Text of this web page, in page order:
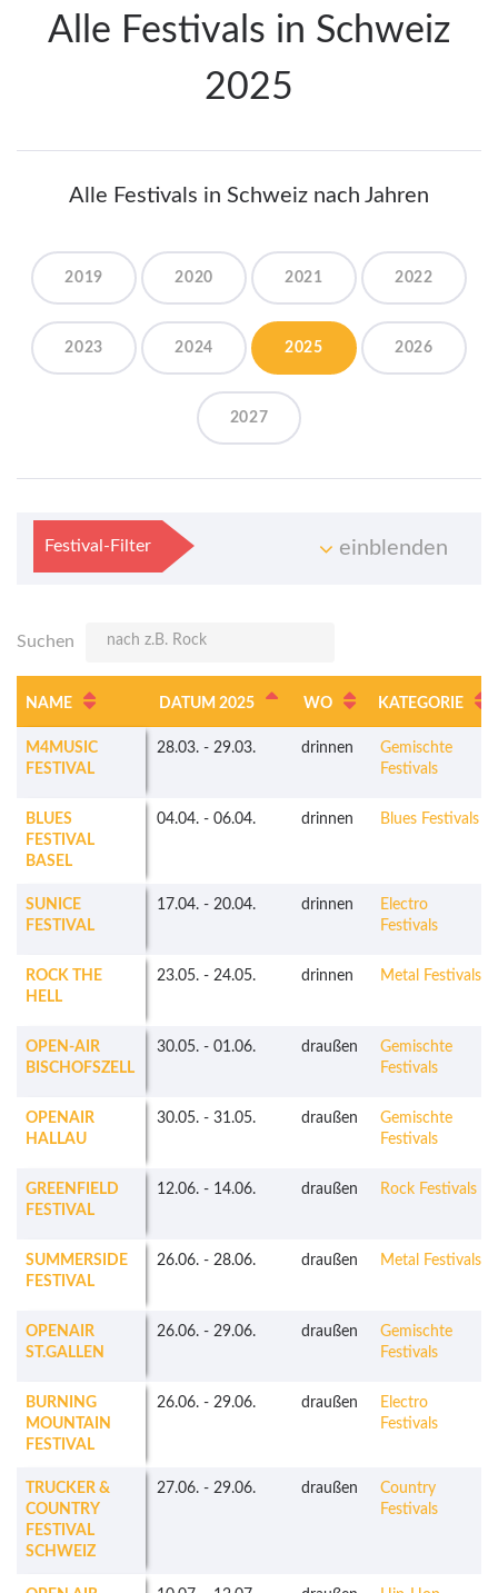
Alle Festivals in Schweiz
2025
Alle Festivals in Schweiz nach Jahren
2019 2020 2021 2022
2023 2024 2025 2026
2027
Festival-Filter einblenden
Suchen
NAME DATUM 2025 WO KATEGORIE
M4MUSIC
FESTIVAL
28.03. - 29.03. drinnen
Gemischte
Festivals
BLUES
FESTIVAL
BASEL
04.04. - 06.04. drinnen Blues Festivals
SUNICE
FESTIVAL
17.04. - 20.04. drinnen
Electro
Festivals
ROCK THE
HELL
23.05. - 24.05. drinnen Metal Festivals
OPEN-AIR
BISCHOFSZELL
30.05. - 01.06. draußen
Gemischte
Festivals
OPENAIR
HALLAU
30.05. - 31.05. draußen
Gemischte
Festivals
GREENFIELD
FESTIVAL
12.06. - 14.06. draußen Rock Festivals
SUMMERSIDE
FESTIVAL
26.06. - 28.06. draußen Metal Festivals
OPENAIR
ST.GALLEN
26.06. - 29.06. draußen
Gemischte
Festivals
BURNING
MOUNTAIN
FESTIVAL
26.06. - 29.06. draußen
Electro
Festivals
TRUCKER &
COUNTRY
FESTIVAL
SCHWEIZ
27.06. - 29.06. draußen
Country
Festivals